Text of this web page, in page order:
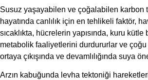
Susuz yaşayabilen ve çoğalabilen karbon
hayatında canlılık için en tehlikeli faktör,
sıcaklıkta, hücrelerin yapısında, kuru
metabolik faaliyetlerini durdururlar ve çoğu
ortaya çıkışında ve devamlılığında suya
Arzın kabuğunda levha tektoniği